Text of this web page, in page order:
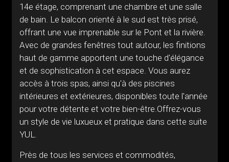
14e étage, comprenant une chambre et une salle
de bain. Le balcon orienté à le sud est très prisé,
offrant une vue imprenable sur le Pont et la rivière.
Avec de grandes fenêtres tout autour, les finitions
haut de gamme apportent une touche d'élégance
et de sophistication à cet espace. Vous aurez
accès à trois spas, ainsi qu'à des piscines
intérieures et extérieures, disponibles toute l'année
pour votre détente et votre bien-être.Offrez-vous
un style de vie luxueux et pratique dans cette suite
YUL.
Près de tous les services et commodités,